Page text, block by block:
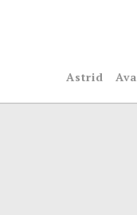
Astrid
Ava